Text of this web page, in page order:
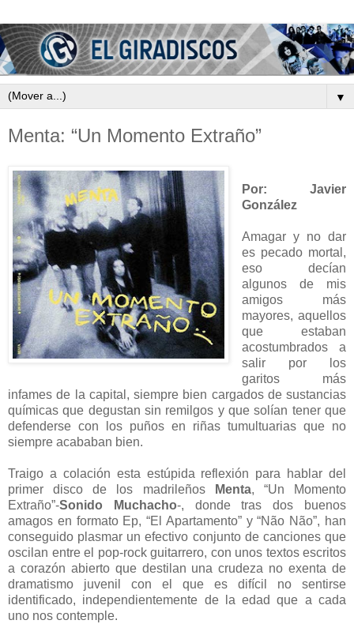
▼
Menta: “Un Momento Extraño”
Por: Javier
González
Amagar y no dar
es pecado mortal,
eso decían
algunos de mis
amigos más
mayores, aquellos
que estaban
acostumbrados a
salir por los
garitos más
infames de la capital, siempre bien cargados de sustancias
químicas que degustan sin remilgos y que solían tener que
defenderse con los puños en riñas tumultuarias que no
siempre acababan bien.
Traigo a colación esta estúpida reflexión para hablar del
primer disco de los madrileños
Menta, “Un Momento
Extraño”-Sonido Muchacho-, donde tras dos buenos
amagos en formato Ep, “El Apartamento” y “Não Não”, han
conseguido plasmar un efectivo conjunto de canciones que
oscilan entre el pop-rock guitarrero, con unos textos escritos
a corazón abierto que destilan una crudeza no exenta de
dramatismo juvenil con el que es difícil no sentirse
identificado, independientemente de la edad que a cada
uno nos contemple.